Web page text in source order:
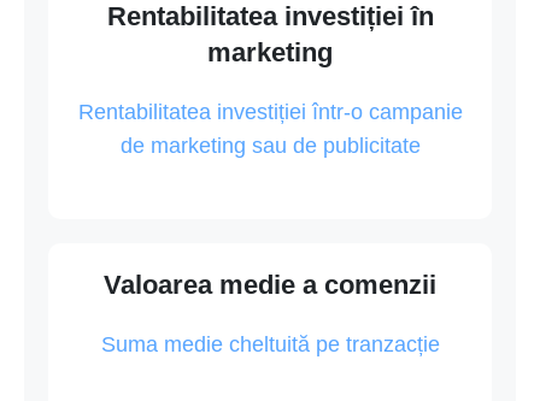
Rentabilitatea investiției în
marketing
Rentabilitatea investiției într-o campanie
de marketing sau de publicitate
Valoarea medie a comenzii
Suma medie cheltuită pe tranzacție